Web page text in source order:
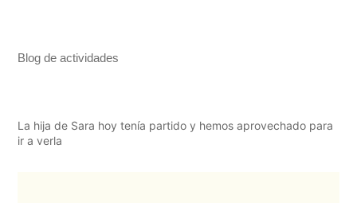
Blog de actividades
La hija de Sara hoy tenía partido y hemos aprovechado para
ir a verla